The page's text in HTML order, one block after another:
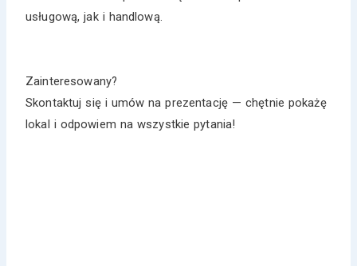
usługową, jak i handlową.
Zainteresowany?
Skontaktuj się i umów na prezentację — chętnie pokażę
lokal i odpowiem na wszystkie pytania!